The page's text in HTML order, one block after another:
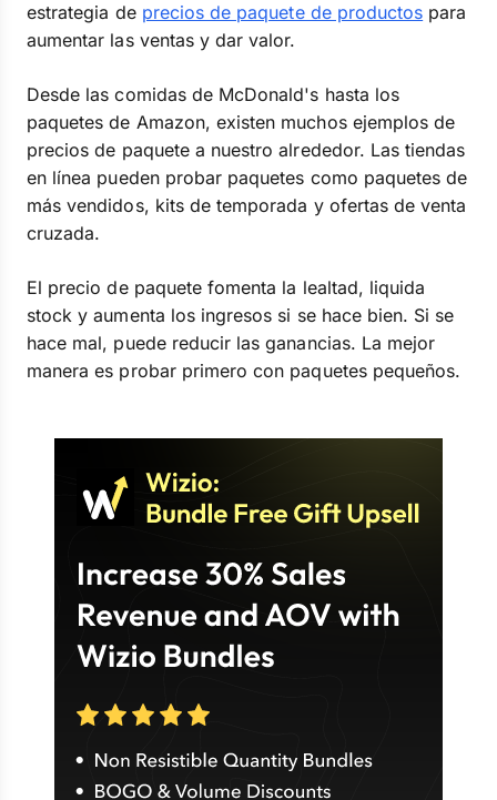
estrategia de precios de paquete de productos para
aumentar las ventas y dar valor.
Desde las comidas de McDonald's hasta los
paquetes de Amazon, existen muchos ejemplos de
precios de paquete a nuestro alrededor. Las tiendas
en línea pueden probar paquetes como paquetes de
más vendidos, kits de temporada y ofertas de venta
cruzada.
El precio de paquete fomenta la lealtad, liquida
stock y aumenta los ingresos si se hace bien. Si se
hace mal, puede reducir las ganancias. La mejor
manera es probar primero con paquetes pequeños.